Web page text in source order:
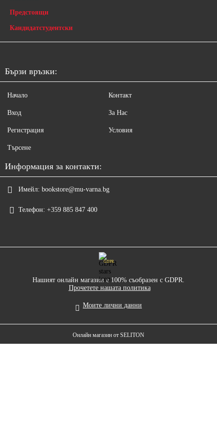
Предстоящи
Кандидатстудентски
Бързи връзки:
Начало
Вход
Регистрация
Търсене
Контакт
За Нас
Условия
Информация за контакти:
Имейл: bookstore@mu-varna.bg
Телефон: +359 885 847 400
GDPR
Нашият онлайн магазин е 100% съобразен с GDPR.
Прочетете нашата политика
Моите лични данни
Онлайн магазин от SELITON